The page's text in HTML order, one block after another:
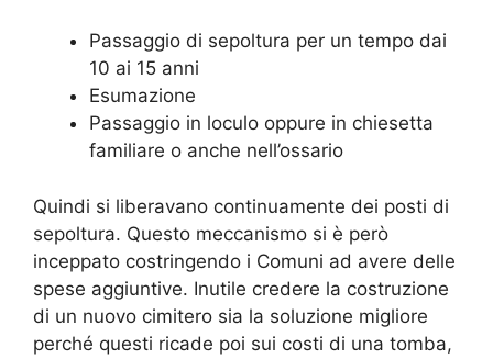
Passaggio di sepoltura per un tempo dai
10 ai 15 anni
Esumazione
Passaggio in loculo oppure in chiesetta
familiare o anche nell’ossario
Quindi si liberavano continuamente dei posti di
sepoltura. Questo meccanismo si è però
inceppato costringendo i Comuni ad avere delle
spese aggiuntive. Inutile credere la costruzione
di un nuovo cimitero sia la soluzione migliore
perché questi ricade poi sui costi di una tomba,